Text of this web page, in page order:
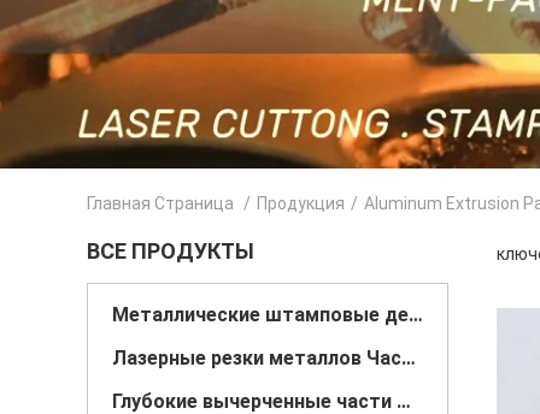
Главная Страница / Продукция / Aluminum Extrusion
ВСЕ ПРОДУКТЫ
Металлические штамповые детали
Лазерные резки металлов Части
Глубокие вычерченные части металла